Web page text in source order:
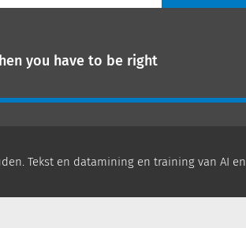
you have to be right
Tekst en datamining en training van AI en